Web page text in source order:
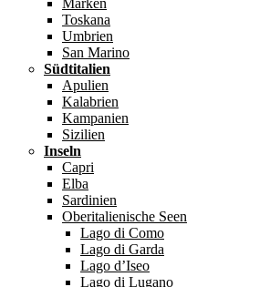
Marken
Toskana
Umbrien
San Marino
Südtitalien
Apulien
Kalabrien
Kampanien
Sizilien
Inseln
Capri
Elba
Sardinien
Oberitalienische Seen
Lago di Como
Lago di Garda
Lago d’Iseo
Lago di Lugano